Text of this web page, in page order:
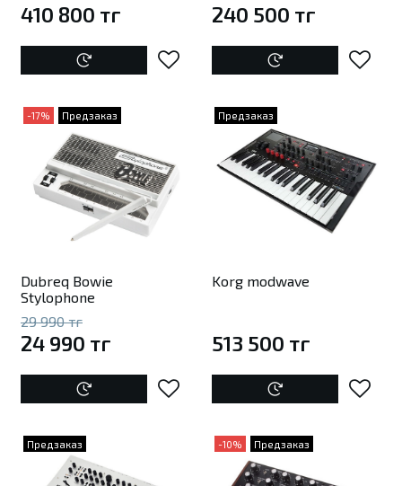
410 800 тг 240 500 тг
-17% Предзаказ
Dubreq Bowie
Stylophone
29 990 тг
24 990 тг
Предзаказ
Korg modwave
513 500 тг
Предзаказ -10% Предзаказ